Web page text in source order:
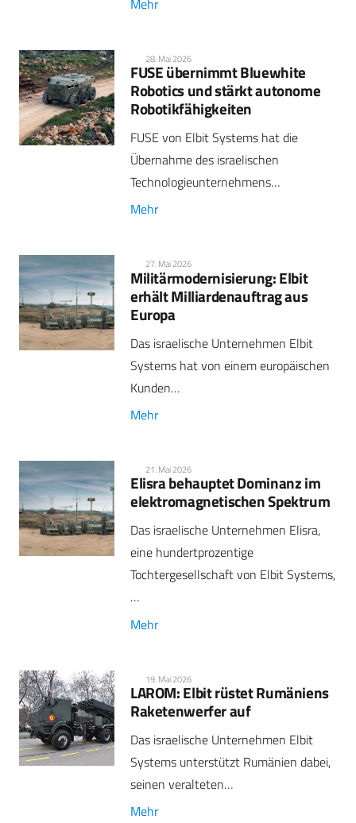
Mehr
28. Mai 2026
FUSE übernimmt Bluewhite
Robotics und stärkt autonome
Robotikfähigkeiten
FUSE von Elbit Systems hat die
Übernahme des israelischen
Technologieunternehmens…
Mehr
27. Mai 2026
Militärmodernisierung: Elbit
erhält Milliardenauftrag aus
Europa
Das israelische Unternehmen Elbit
Systems hat von einem europäischen
Kunden…
Mehr
21. Mai 2026
Elisra behauptet Dominanz im
elektromagnetischen Spektrum
Das israelische Unternehmen Elisra,
eine hundertprozentige
Tochtergesellschaft von Elbit Systems,
…
Mehr
19. Mai 2026
LAROM: Elbit rüstet Rumäniens
Raketenwerfer auf
Das israelische Unternehmen Elbit
Systems unterstützt Rumänien dabei,
seinen veralteten…
Mehr